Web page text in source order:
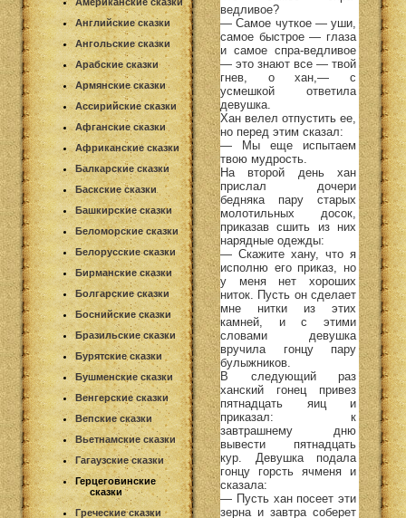
Английские сказки
Ангольские сказки
Арабские сказки
Армянские сказки
Ассирийские сказки
Афганские сказки
Африканские сказки
Балкарские сказки
Баскские сказки
Башкирские сказки
Беломорские сказки
Белорусские сказки
Бирманские сказки
Болгарские сказки
Боснийские сказки
Бразильские сказки
Бурятские сказки
Бушменские сказки
Венгерские сказки
Вепские сказки
Вьетнамские сказки
Гагаузские сказки
Герцеговинские
сказки
Греческие сказки
ведливое?
— Самое чуткое — уши,
самое быстрое — глаза
и самое спра-ведливое
— это знают все — твой
гнев, о хан,— с
усмешкой ответила
девушка.
Хан велел отпустить ее,
но перед этим сказал:
— Мы еще испытаем
твою мудрость.
На второй день хан
прислал дочери
бедняка пару старых
молотильных досок,
приказав сшить из них
нарядные одежды:
— Скажите хану, что я
исполню его приказ, но
у меня нет хороших
ниток. Пусть он сделает
мне нитки из этих
камней, и с этими
словами девушка
вручила гонцу пару
булыжников.
В следующий раз
ханский гонец привез
пятнадцать яиц и
приказал: к
завтрашнему дню
вывести пятнадцать
кур. Девушка подала
гонцу горсть ячменя и
сказала:
— Пусть хан посеет эти
зерна и завтра соберет